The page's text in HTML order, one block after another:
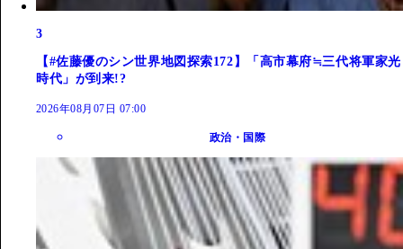
3
【#佐藤優のシン世界地図探索172】「高市幕府≒三代将軍家光
時代」が到来!?
2026年08月07日 07:00
政治・国際